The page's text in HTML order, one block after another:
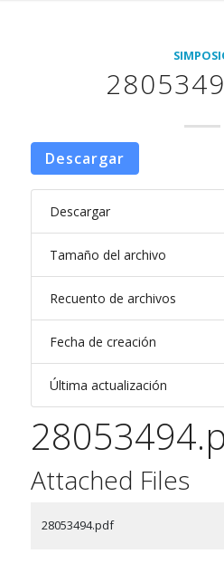
Descargar
Descargar
Tamaño del archivo
Recuento de archivos
Fecha de creación
Última actualización
Attached Files
28053494.pdf